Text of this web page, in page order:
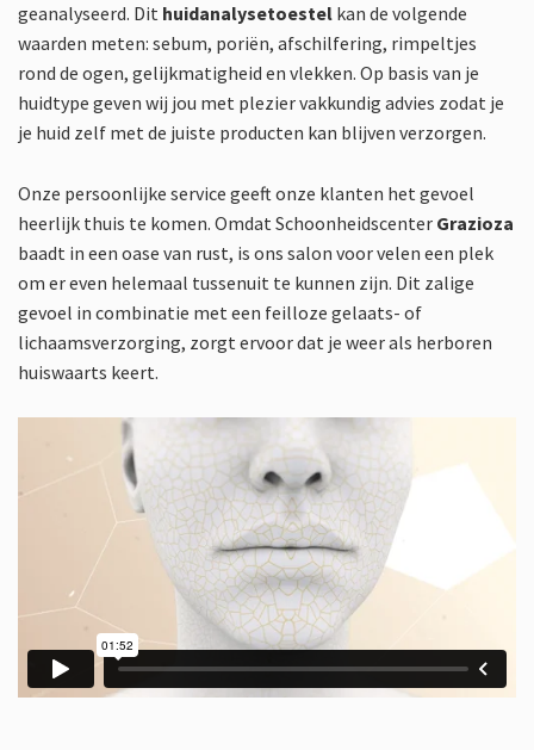
geanalyseerd. Dit huidanalysetoestel kan de volgende
waarden meten: sebum, poriën, afschilfering, rimpeltjes
rond de ogen, gelijkmatigheid en vlekken. Op basis van je
huidtype geven wij jou met plezier vakkundig advies zodat je
je huid zelf met de juiste producten kan blijven verzorgen.
Onze persoonlijke service geeft onze klanten het gevoel
heerlijk thuis te komen. Omdat Schoonheidscenter Grazioza
baadt in een oase van rust, is ons salon voor velen een plek
om er even helemaal tussenuit te kunnen zijn. Dit zalige
gevoel in combinatie met een feilloze gelaats- of
lichaamsverzorging, zorgt ervoor dat je weer als herboren
huiswaarts keert.